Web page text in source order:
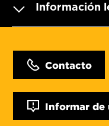
Información
Contacto
Informar de